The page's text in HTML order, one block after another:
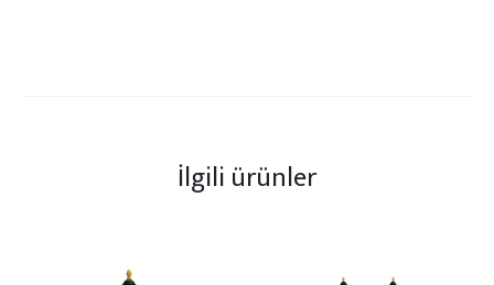
İlgili ürünler